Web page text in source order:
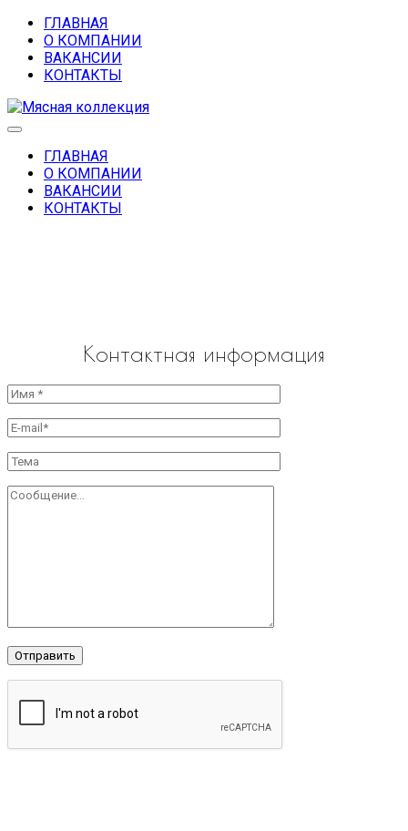
ГЛАВНАЯ
О КОМПАНИИ
ВАКАНСИИ
КОНТАКТЫ
ГЛАВНАЯ
О КОМПАНИИ
ВАКАНСИИ
КОНТАКТЫ
Контактная информация